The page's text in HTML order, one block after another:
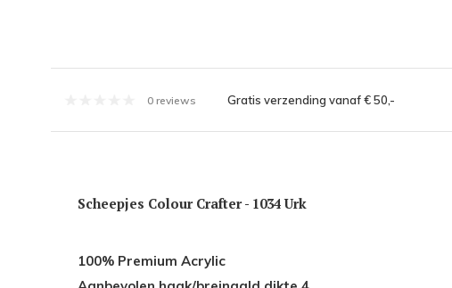
0 reviews Gratis verzending vanaf € 50,-
Scheepjes Colour Crafter - 1034 Urk
100% Premium Acrylic